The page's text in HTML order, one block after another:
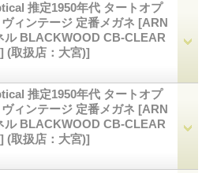
推定1950年代 タートオプ
ィンテージ 定番メガネ [ARN
ル BLACKWOOD CB-CLEAR
(取扱店：大宮)]
推定1950年代 タートオプ
ィンテージ 定番メガネ [ARN
ル BLACKWOOD CB-CLEAR
(取扱店：大宮)]